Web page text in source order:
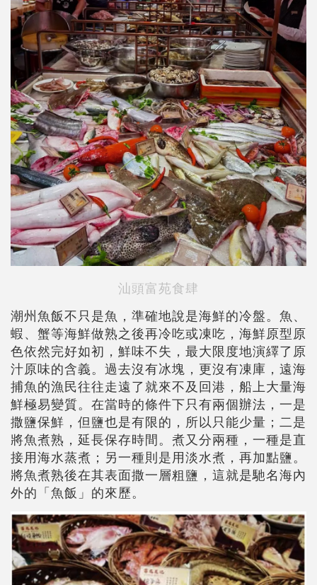
汕頭富苑食肆
潮州魚飯不只是魚，準確地說是海鮮的冷盤。魚、
蝦、蟹等海鮮做熟之後再冷吃或凍吃，海鮮原型原
色依然完好如初，鮮味不失，最大限度地演繹了原
汁原味的含義。過去沒有冰塊，更沒有凍庫，遠海
捕魚的漁民往往走遠了就來不及回港，船上大量海
鮮極易變質。在當時的條件下只有兩個辦法，一是
撒鹽保鮮，但鹽也是有限的，所以只能少量；二是
將魚煮熟，延長保存時間。煮又分兩種，一種是直
接用海水蒸煮；另一種則是用淡水煮，再加點鹽。
將魚煮熟後在其表面撒一層粗鹽，這就是馳名海內
外的「魚飯」的來歷。